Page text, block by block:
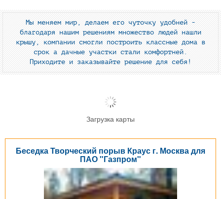
Мы меняем мир, делаем его чуточку удобней -
благодаря нашим решениям множество людей нашли
крышу, компании смогли построить классные дома в
срок а дачные участки стали комфортней.
Приходите и заказывайте решение для себя!
Загрузка карты
Беседка Творческий порыв Краус г. Москва для
ПАО "Газпром"